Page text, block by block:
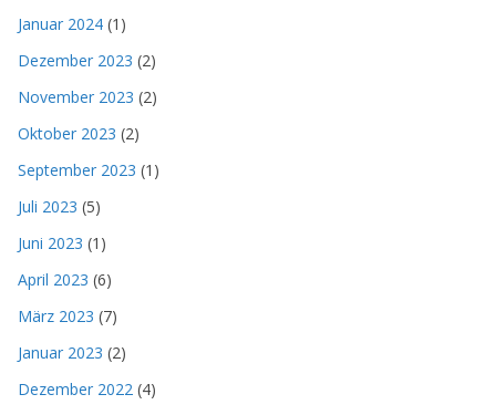
Januar 2024 (1)
Dezember 2023 (2)
November 2023 (2)
Oktober 2023 (2)
September 2023 (1)
Juli 2023 (5)
Juni 2023 (1)
April 2023 (6)
März 2023 (7)
Januar 2023 (2)
Dezember 2022 (4)